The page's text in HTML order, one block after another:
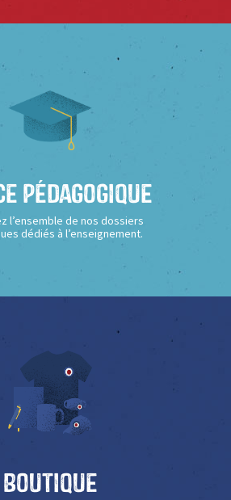
Pédagogique
l’ensemble de nos dossiers
dédiés à l’enseignement.
Boutique